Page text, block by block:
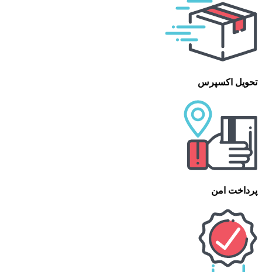
تحویل اکسپرس
پرداخت امن